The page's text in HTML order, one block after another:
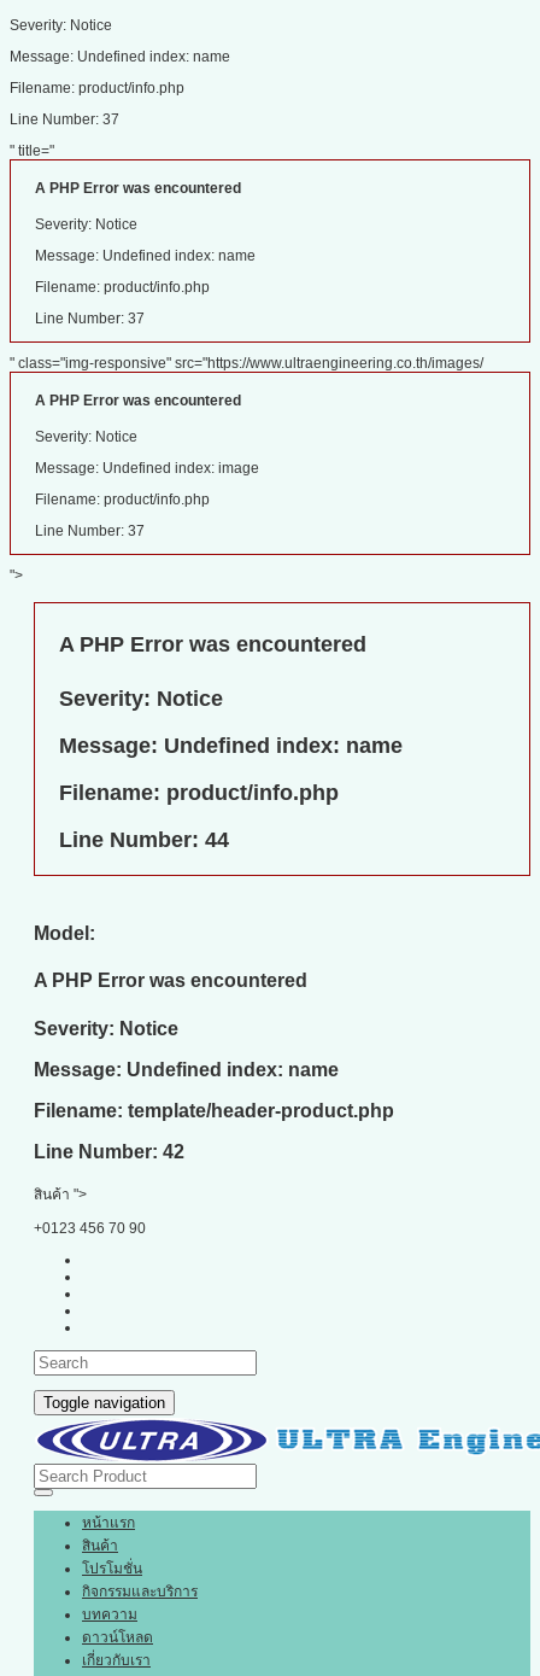
Severity: Notice
Message: Undefined index: name
Filename: product/info.php
Line Number: 37
" title="
A PHP Error was encountered
Severity: Notice
Message: Undefined index: name
Filename: product/info.php
Line Number: 37
" class="img-responsive" src="https://www.ultraengineering.co.th/images/
A PHP Error was encountered
Severity: Notice
Message: Undefined index: image
Filename: product/info.php
Line Number: 37
">
A PHP Error was encountered
Severity: Notice
Message: Undefined index: name
Filename: product/info.php
Line Number: 44
Model:
A PHP Error was encountered
Severity: Notice
Message: Undefined index: name
Filename: template/header-product.php
Line Number: 42
สินค้า ">
+0123 456 70 90
Toggle navigation
หน้าแรก
สินค้า
โปรโมชั่น
กิจกรรมและบริการ
บทความ
ดาวน์โหลด
เกี่ยวกับเรา